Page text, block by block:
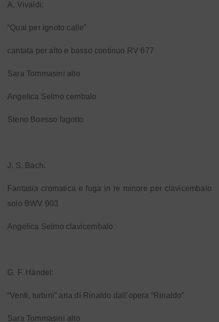
A. Vivaldi:
“Qual per ignoto calle”
cantata per alto e basso continuo RV 677
Sara Tommasini alto
Angelica Selmo cembalo
Steno Boesso fagotto
J. S. Bach:
Fantasia cromatica e fuga in re minore per clavicembalo
solo BWV 903
Angelica Selmo clavicembalo
G. F. Händel:
“Venti, turbini” aria di Rinaldo dall’opera “Rinaldo”
Sara Tommasini alto